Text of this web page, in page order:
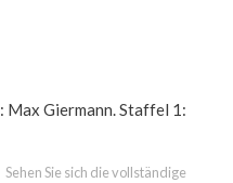
Max Giermann. Staffel 1:
Sehen Sie sich die vollständige